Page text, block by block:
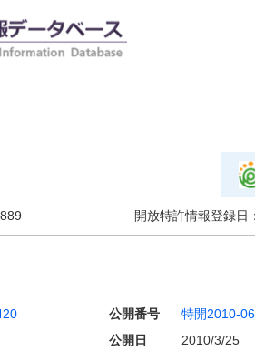
開放特許情報登録日：
公開番号 特開2010-
公開日
2010/3/25